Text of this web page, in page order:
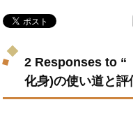
2 Responses to “
化身)の使い道と評